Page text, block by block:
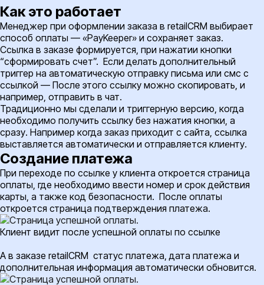
Как это работает
Менеджер при оформлении заказа в retailCRM выбирает
способ оплаты — «PayKeeper» и сохраняет заказ.
Ссылка в заказе формируется, при нажатии кнопки
“сформировать счет”. Если делать дополнительный
триггер на автоматическую отправку письма или смс с
ссылкой — После этого ссылку можно скопировать, и
например, отправить в чат.
Традиционно мы сделали и триггерную версию, когда
необходимо получить ссылку без нажатия кнопки, а
сразу. Например когда заказ приходит с сайта, ссылка
выставляется автоматически и отправляется клиенту.
Создание платежа
При переходе по ссылке у клиента откроется страница
оплаты, где необходимо ввести номер и срок действия
карты, а также код безопасности. После оплаты
откроется страница подтверждения платежа.
Клиент видит после успешной оплаты по ссылке
А в заказе retailCRM статус платежа, дата платежа и
дополнительная информация автоматически обновится.